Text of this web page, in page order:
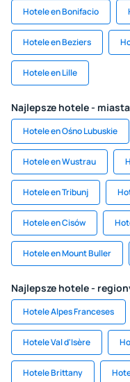
Hotele en Bonifacio
Hotele en Beziers
Hotele en Lille
Najlepsze hotele - miasta
Hotele en Ośno Lubuskie
Hotele en Wustrau
Hotele en Tribunj
Hotele en Cisów
Hotele en Mount Buller
Najlepsze hotele -
Hotele Alpes Franceses
Hotele Val d'Isère
Hotele Brittany